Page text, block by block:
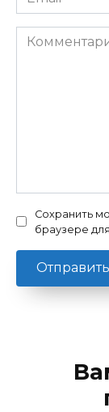
Комментарий
Сохранить
браузере